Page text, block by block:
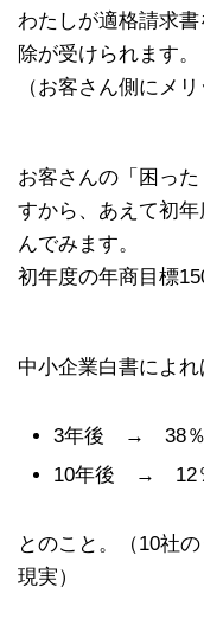
わたしが適格請求
除が受けられます。
（お客さん側にメリ
お客さんの「困っ
すから、あえて初
んでみます。
初年度の年商目標
中小企業白書によ
3年後 → 38％
10年後 → 12
とのこと。（10社
現実）